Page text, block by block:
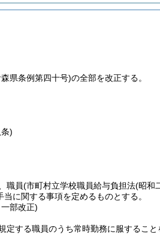
県条例第四十号)の全部を改正する。
)
職員(市町村立学校職員給与負担法(昭和
当に関する事項を定めるものとする。
部改正)
定する職員のうち常時勤務に服するこ